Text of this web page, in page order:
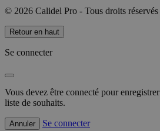
© 2026 Calidel Pro - Tous droits
Retour en haut
Se connecter
Vous devez être connecté pour
liste de souhaits.
Annuler
Se connecter